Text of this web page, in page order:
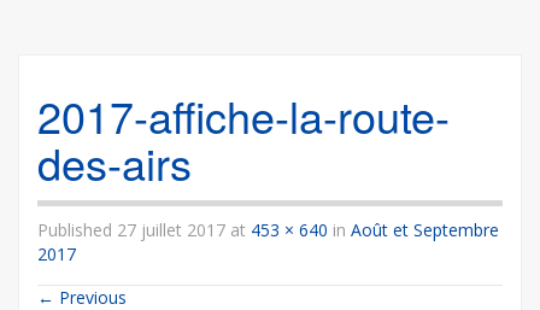
2017-affiche-la-route-
des-airs
Published 27 juillet 2017 at 453 × 640 in Août et Septembre
2017
← Previous